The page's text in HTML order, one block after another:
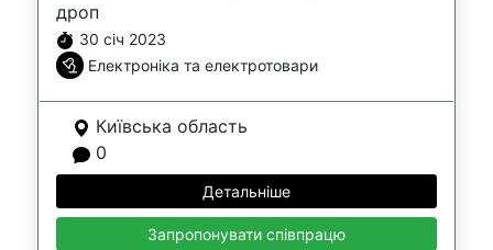
дроп
30 січ 2023
Електроніка та електротовари
Київська область
0
Детальніше
Запропонувати співпрацю